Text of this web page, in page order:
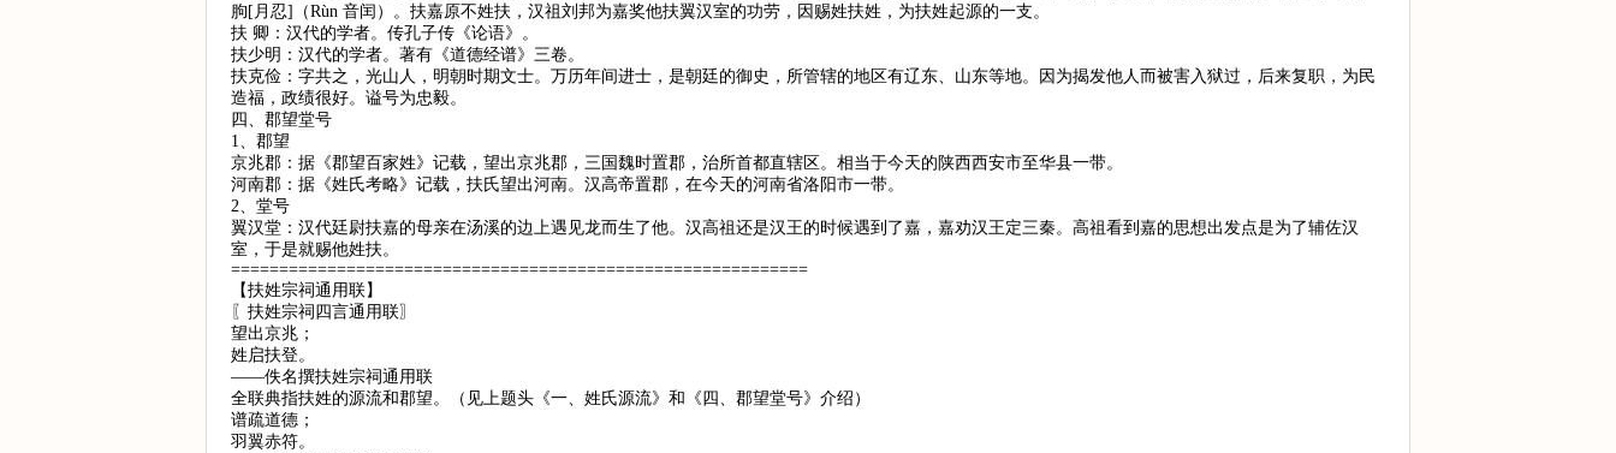
朐[月忍]（Rùn 音闰）。扶嘉原不姓扶，汉祖刘邦为嘉奖他扶翼汉室的功劳，因赐姓扶姓，为扶姓起源的一支。
扶 卿：汉代的学者。传孔子传《论语》。
扶少明：汉代的学者。著有《道德经谱》三卷。
扶克俭：字共之，光山人，明朝时期文士。万历年间进士，是朝廷的御史，所管辖的地区有辽东、山东等地。因为揭发他人而被害入狱过，后来复职，为民
造福，政绩很好。谥号为忠毅。
四、郡望堂号
1、郡望
京兆郡：据《郡望百家姓》记载，望出京兆郡，三国魏时置郡，治所首都直辖区。相当于今天的陕西西安市至华县一带。
河南郡：据《姓氏考略》记载，扶氏望出河南。汉高帝置郡，在今天的河南省洛阳市一带。
2、堂号
翼汉堂：汉代廷尉扶嘉的母亲在汤溪的边上遇见龙而生了他。汉高祖还是汉王的时候遇到了嘉，嘉劝汉王定三秦。高祖看到嘉的思想出发点是为了辅佐汉
室，于是就赐他姓扶。
============================================================
【扶姓宗祠通用联】
〖扶姓宗祠四言通用联〗
望出京兆；
姓启扶登。
——佚名撰扶姓宗祠通用联
全联典指扶姓的源流和郡望。（见上题头《一、姓氏源流》和《四、郡望堂号》介绍）
谱疏道德；
羽翼赤符。